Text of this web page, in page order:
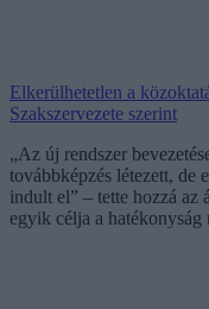
Elkerülhetetlen a
Szakszervezete szerint
„Az új rendszer
továbbképzés létezett, de
indult el” – tette hozzá az
egyik célja a hatékonyság